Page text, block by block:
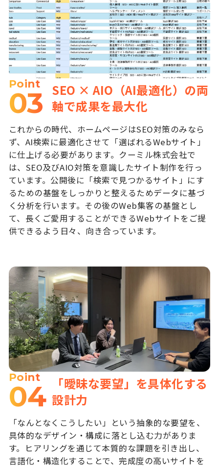
Point
03 SEO × AIO（AI最適化）の両
軸で成果を最大化
これからの時代、ホームページはSEO対策のみなら
ず、AI検索に最適化させて「選ばれるWebサイト」
に仕上げる必要があります。クーミル株式会社で
は、SEO及びAIO対策を意識したサイト制作を行っ
ています。公開後に「検索で見つかるサイト」にす
るための基盤をしっかりと整えるためデータに基づ
く分析を行います。その後のWeb集客の基盤とし
て、長くご愛用することができるWebサイトをご提
供できるよう日々、向き合っています。
Point
04
「曖昧な要望」を具体化する
設計力
「なんとなくこうしたい」という抽象的な要望を、
具体的なデザイン・構成に落とし込む力がありま
す。ヒアリングを通じて本質的な課題を引き出し、
言語化・構造化することで、完成度の高いサイトを